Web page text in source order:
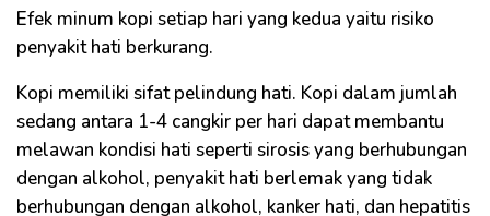
Efek minum kopi setiap hari yang kedua yaitu risiko
penyakit hati berkurang.
Kopi memiliki sifat pelindung hati. Kopi dalam jumlah
sedang antara 1-4 cangkir per hari dapat membantu
melawan kondisi hati seperti sirosis yang berhubungan
dengan alkohol, penyakit hati berlemak yang tidak
berhubungan dengan alkohol, kanker hati, dan hepatitis